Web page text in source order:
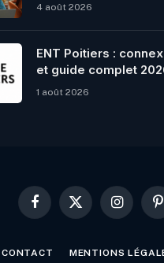
4 août 2026
ENT Poitiers :
et guide complet
1 août 2026
Facebook
X
Instagram
CONTACT MENTIONS